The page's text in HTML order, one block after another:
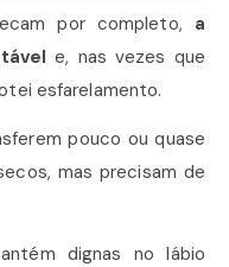
por completo, a
e, nas vezes que
esfarelamento.
pouco ou quase
mas precisam de
dignas no lábio